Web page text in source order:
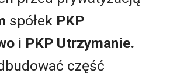
spółek PKP
i PKP Utrzymanie.
część